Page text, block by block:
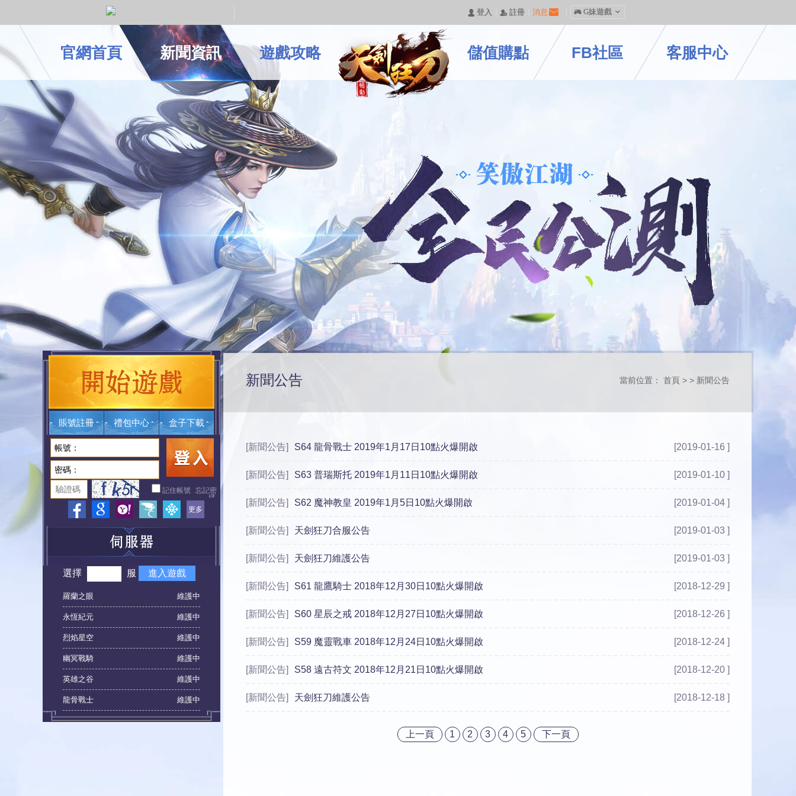
󰄭 登入 󰅍 註冊 消息 󰀷 G妹遊戲 
官網首頁 新聞資訊 遊戲攻略 儲值購點 FB社區 客服中心
賬號註冊 禮包中心 盒子下載
選擇 服 進入遊戲
羅蘭之眼 維護中
永恆紀元 維護中
烈焰星空 維護中
幽冥戰騎 維護中
英雄之谷 維護中
龍骨戰士 維護中
新聞公告 當前位置： 首頁 > > 新聞公告
[新聞公告] S64 龍骨戰士 2019年1月17日10點火爆開啟 [2019-01-16 ]
[新聞公告] S63 普瑞斯托 2019年1月11日10點火爆開啟 [2019-01-10 ]
[新聞公告] S62 魔神教皇 2019年1月5日10點火爆開啟 [2019-01-04 ]
[新聞公告] 天劍狂刀合服公告 [2019-01-03 ]
[新聞公告] 天劍狂刀維護公告 [2019-01-03 ]
[新聞公告] S61 龍鷹騎士 2018年12月30日10點火爆開啟 [2018-12-29 ]
[新聞公告] S60 星辰之戒 2018年12月27日10點火爆開啟 [2018-12-26 ]
[新聞公告] S59 魔靈戰車 2018年12月24日10點火爆開啟 [2018-12-24 ]
[新聞公告] S58 遠古符文 2018年12月21日10點火爆開啟 [2018-12-20 ]
[新聞公告] 天劍狂刀維護公告 [2018-12-18 ]
上一頁 1 2 3 4 5 下一頁